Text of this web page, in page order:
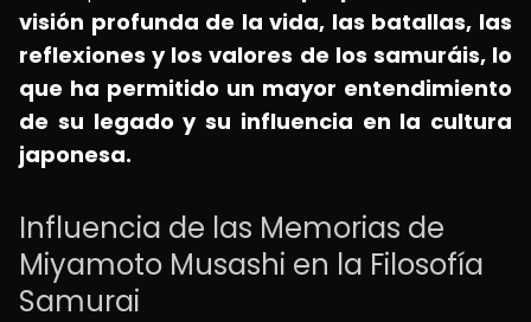
visión profunda de la vida, las batallas, las
reflexiones y los valores de los samuráis, lo
que ha permitido un mayor entendimiento
de su legado y su influencia en la cultura
japonesa.
Influencia de las Memorias de
Miyamoto Musashi en la Filosofía
Samurai